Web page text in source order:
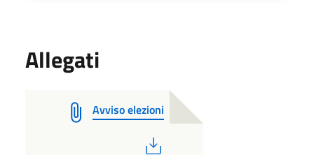
Allegati
Avviso elezioni